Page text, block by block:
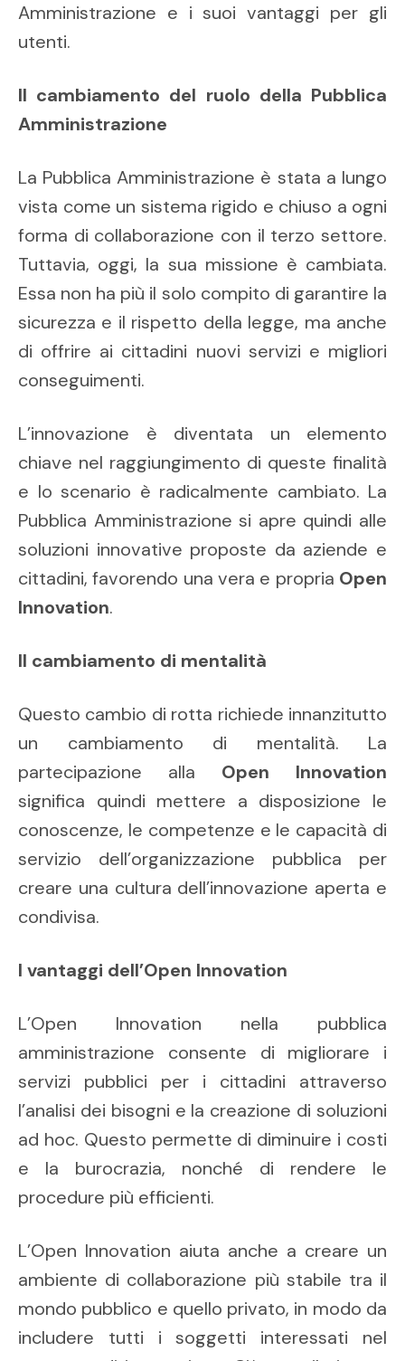
Amministrazione e i suoi vantaggi per gli
utenti.
Il cambiamento del ruolo della Pubblica
Amministrazione
La Pubblica Amministrazione è stata a lungo
vista come un sistema rigido e chiuso a ogni
forma di collaborazione con il terzo settore.
Tuttavia, oggi, la sua missione è cambiata.
Essa non ha più il solo compito di garantire la
sicurezza e il rispetto della legge, ma anche
di offrire ai cittadini nuovi servizi e migliori
conseguimenti.
L’innovazione è diventata un elemento
chiave nel raggiungimento di queste finalità
e lo scenario è radicalmente cambiato. La
Pubblica Amministrazione si apre quindi alle
soluzioni innovative proposte da aziende e
cittadini, favorendo una vera e propria Open
Innovation.
Il cambiamento di mentalità
Questo cambio di rotta richiede innanzitutto
un cambiamento di mentalità. La
partecipazione alla Open Innovation
significa quindi mettere a disposizione le
conoscenze, le competenze e le capacità di
servizio dell’organizzazione pubblica per
creare una cultura dell’innovazione aperta e
condivisa.
I vantaggi dell’Open Innovation
L’Open Innovation nella pubblica
amministrazione consente di migliorare i
servizi pubblici per i cittadini attraverso
l’analisi dei bisogni e la creazione di soluzioni
ad hoc. Questo permette di diminuire i costi
e la burocrazia, nonché di rendere le
procedure più efficienti.
L’Open Innovation aiuta anche a creare un
ambiente di collaborazione più stabile tra il
mondo pubblico e quello privato, in modo da
includere tutti i soggetti interessati nel